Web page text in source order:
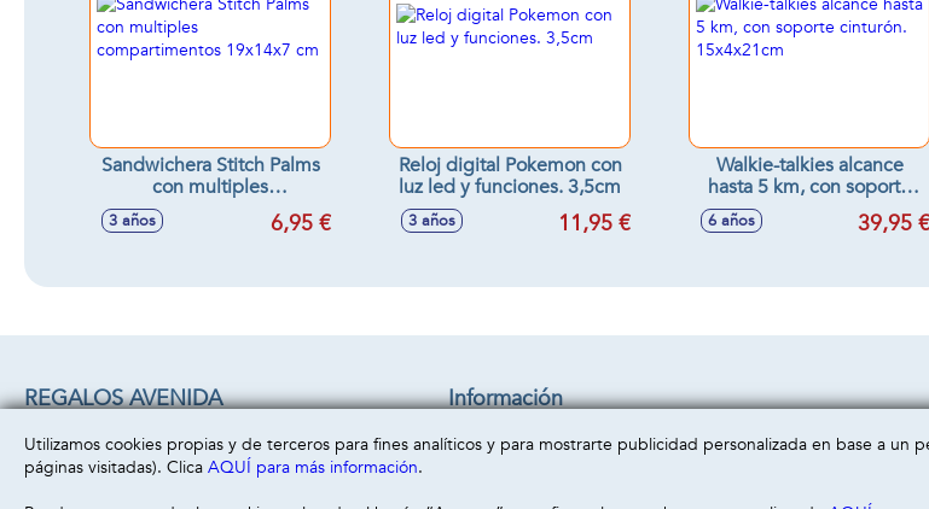
Sandwichera Stitch Palms
con multiples
compartimentos 19x14x7
3 años 6,95 €
Reloj digital Pokemon con
luz led y funciones. 3,5cm
3 años 11,95 €
Walkie-talkies alcance
hasta 5 km, con soporte
cinturón. 15x4x21cm
6 años 39,95 €
REGALOS AVENIDA
45860 -Villacañas( Toledo )
669493499
Información
Política de privacidad
Utilizamos cookies propias y de terceros para fines analíticos y para mostrarte publicidad personalizada en base a
páginas visitadas). Clica AQUÍ para más información.